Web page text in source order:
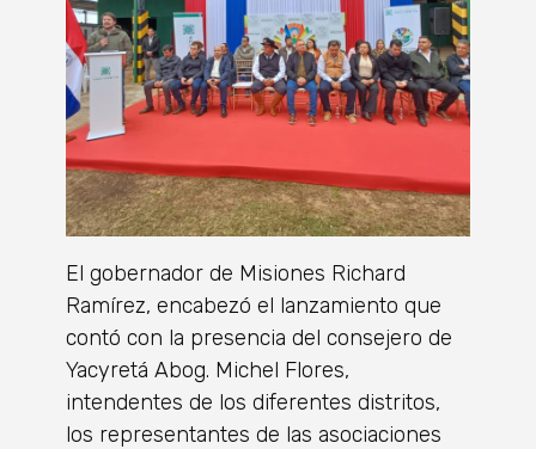
El gobernador de Misiones Richard
Ramírez, encabezó el lanzamiento que
contó con la presencia del consejero de
Yacyretá Abog. Michel Flores,
intendentes de los diferentes distritos,
los representantes de las asociaciones